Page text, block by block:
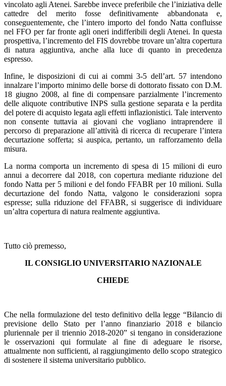
vincolato agli Atenei. Sarebbe invece preferibile che l’iniziativa delle
cattedre del merito fosse definitivamente abbandonata e,
conseguentemente, che l’intero importo del fondo Natta confluisse
nel FFO per far fronte agli oneri indifferibili degli Atenei. In questa
prospettiva, l’incremento del FIS dovrebbe trovare un’altra copertura
di natura aggiuntiva, anche alla luce di quanto in precedenza
espresso.
Infine, le disposizioni di cui ai commi 3-5 dell’art. 57 intendono
innalzare l’importo minimo delle borse di dottorato fissato con D.M.
18 giugno 2008, al fine di compensare parzialmente l’incremento
delle aliquote contributive INPS sulla gestione separata e la perdita
del potere di acquisto legata agli effetti inflazionistici. Tale intervento
non consente tuttavia ai giovani che vogliano intraprendere il
percorso di preparazione all’attività di ricerca di recuperare l’intera
decurtazione sofferta; si auspica, pertanto, un rafforzamento della
misura.
La norma comporta un incremento di spesa di 15 milioni di euro
annui a decorrere dal 2018, con copertura mediante riduzione del
fondo Natta per 5 milioni e del fondo FFABR per 10 milioni. Sulla
decurtazione del fondo Natta, valgono le considerazioni sopra
espresse; sulla riduzione del FFABR, si suggerisce di individuare
un’altra copertura di natura realmente aggiuntiva.
Tutto ciò premesso,
IL CONSIGLIO UNIVERSITARIO NAZIONALE
CHIEDE
Che nella formulazione del testo definitivo della legge “Bilancio di
previsione dello Stato per l’anno finanziario 2018 e bilancio
pluriennale per il triennio 2018-2020” si tengano in considerazione
le osservazioni qui formulate al fine di adeguare le risorse,
attualmente non sufficienti, al raggiungimento dello scopo strategico
di sostenere il sistema universitario pubblico.